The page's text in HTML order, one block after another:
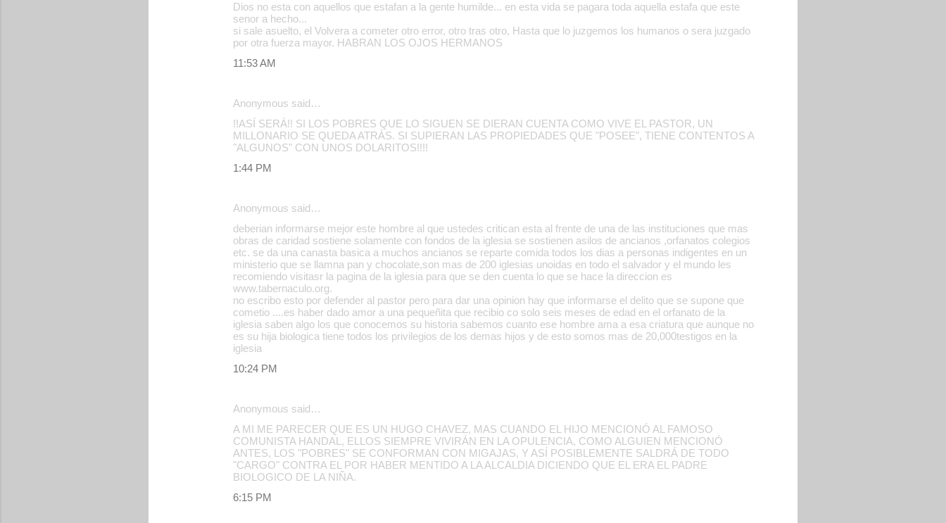
Dios no esta con aquellos que estafan a la gente humilde... en esta vida se pagara toda aquella estafa que este
senor a hecho...
si sale asuelto, el Volvera a cometer otro error, otro tras otro, Hasta que lo juzgemos los humanos o sera juzgado
por otra fuerza mayor. HABRAN LOS OJOS HERMANOS
11:53 AM
Anonymous said…
!!ASÍ SERÁ!! SI LOS POBRES QUE LO SIGUEN SE DIERAN CUENTA COMO VIVE EL PASTOR, UN
MILLONARIO SE QUEDA ATRÁS. SI SUPIERAN LAS PROPIEDADES QUE "POSEE", TIENE CONTENTOS A
"ALGUNOS" CON UNOS DOLARITOS!!!!
1:44 PM
Anonymous said…
deberian informarse mejor este hombre al que ustedes critican esta al frente de una de las instituciones que mas
obras de caridad sostiene solamente con fondos de la iglesia se sostienen asilos de ancianos ,orfanatos colegios
etc. se da una canasta basica a muchos ancianos se reparte comida todos los dias a personas indigentes en un
ministerio que se llamna pan y chocolate,son mas de 200 iglesias unoidas en todo el salvador y el mundo les
recomiendo visitasr la pagina de la iglesia para que se den cuenta lo que se hace la direccion es
www.tabernaculo.org.
no escribo esto por defender al pastor pero para dar una opinion hay que informarse el delito que se supone que
cometio ....es haber dado amor a una pequeñita que recibio co solo seis meses de edad en el orfanato de la
iglesia saben algo los que conocemos su historia sabemos cuanto ese hombre ama a esa criatura que aunque no
es su hija biologica tiene todos los privilegios de los demas hijos y de esto somos mas de 20,000testigos en la
iglesia
10:24 PM
Anonymous said…
A MI ME PARECER QUE ES UN HUGO CHAVEZ, MAS CUANDO EL HIJO MENCIONÓ AL FAMOSO
COMUNISTA HANDAL, ELLOS SIEMPRE VIVIRÁN EN LA OPULENCIA, COMO ALGUIEN MENCIONÓ
ANTES, LOS "POBRES" SE CONFORMAN CON MIGAJAS, Y ASÍ POSIBLEMENTE SALDRÁ DE TODO
"CARGO" CONTRA EL POR HABER MENTIDO A LA ALCALDIA DICIENDO QUE EL ERA EL PADRE
BIOLOGICO DE LA NIÑA.
6:15 PM